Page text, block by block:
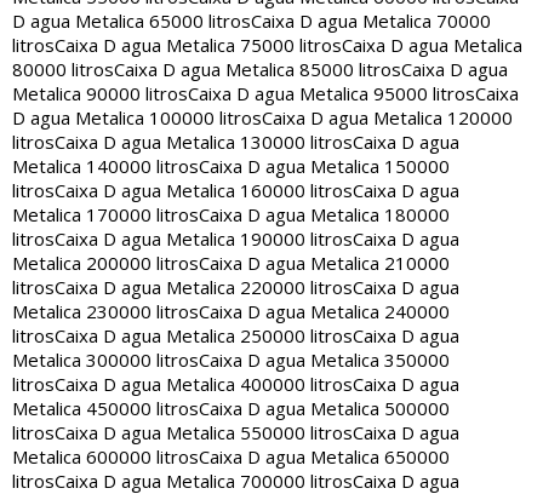
D agua Metalica 65000 litrosCaixa D agua Metalica 70000
litrosCaixa D agua Metalica 75000 litrosCaixa D agua Metalica
80000 litrosCaixa D agua Metalica 85000 litrosCaixa D agua
Metalica 90000 litrosCaixa D agua Metalica 95000 litrosCaixa
D agua Metalica 100000 litrosCaixa D agua Metalica 120000
litrosCaixa D agua Metalica 130000 litrosCaixa D agua
Metalica 140000 litrosCaixa D agua Metalica 150000
litrosCaixa D agua Metalica 160000 litrosCaixa D agua
Metalica 170000 litrosCaixa D agua Metalica 180000
litrosCaixa D agua Metalica 190000 litrosCaixa D agua
Metalica 200000 litrosCaixa D agua Metalica 210000
litrosCaixa D agua Metalica 220000 litrosCaixa D agua
Metalica 230000 litrosCaixa D agua Metalica 240000
litrosCaixa D agua Metalica 250000 litrosCaixa D agua
Metalica 300000 litrosCaixa D agua Metalica 350000
litrosCaixa D agua Metalica 400000 litrosCaixa D agua
Metalica 450000 litrosCaixa D agua Metalica 500000
litrosCaixa D agua Metalica 550000 litrosCaixa D agua
Metalica 600000 litrosCaixa D agua Metalica 650000
litrosCaixa D agua Metalica 700000 litrosCaixa D agua